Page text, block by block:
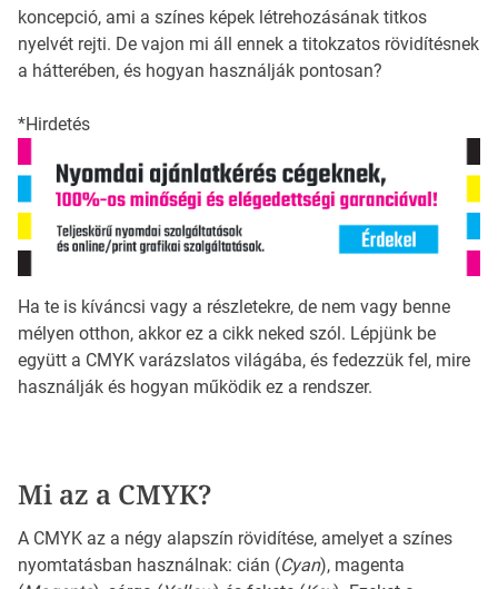
koncepció, ami a színes képek létrehozásának titkos
nyelvét rejti. De vajon mi áll ennek a titokzatos rövidítésnek
a hátterében, és hogyan használják pontosan?
*Hirdetés
Ha te is kíváncsi vagy a részletekre, de nem vagy benne
mélyen otthon, akkor ez a cikk neked szól. Lépjünk be
együtt a CMYK varázslatos világába, és fedezzük fel, mire
használják és hogyan működik ez a rendszer.
Mi az a CMYK?
A CMYK az a négy alapszín rövidítése, amelyet a színes
nyomtatásban használnak: cián (Cyan), magenta